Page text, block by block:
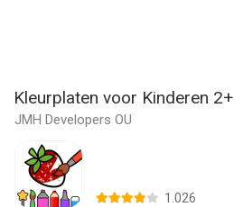
Kleurplaten voor Kinderen 2+
JMH Developers OU
1.026